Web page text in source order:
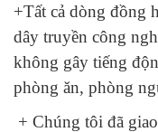
+Tất cả dòng đồng
dây truyền công
không gây tiếng
phòng ăn, phòng
+ Chúng tôi đã